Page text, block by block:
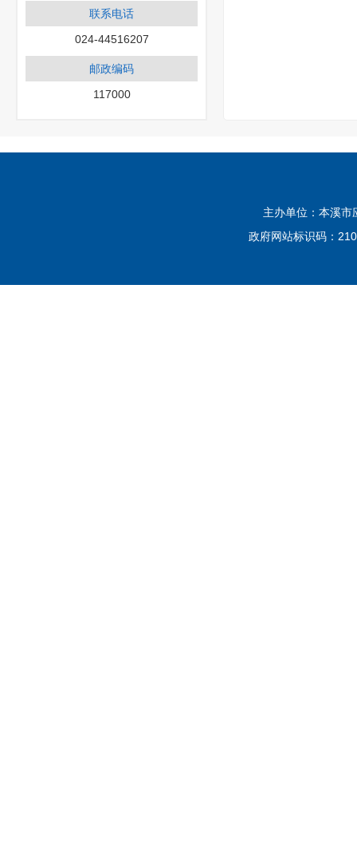
联系电话
024-44516207
邮政编码
117000
主办单位：本溪
政府网站标识码：